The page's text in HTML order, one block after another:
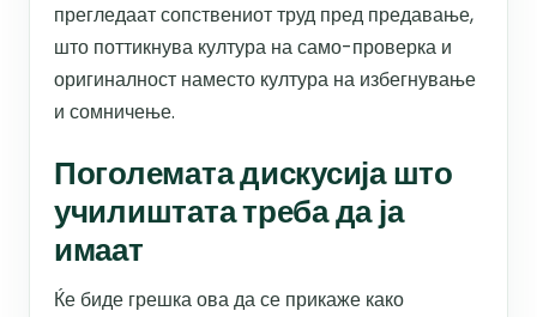
прегледаат сопствениот труд пред предавање,
што поттикнува култура на само-проверка и
оригиналност наместо култура на избегнување
и сомничење.
Поголемата дискусија што
училиштата треба да ја
имаат
Ќе биде грешка ова да се прикаже како